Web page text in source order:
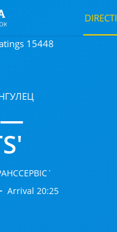
15448
—
Arrival 20:25